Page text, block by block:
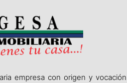
empresa con origen y vocación